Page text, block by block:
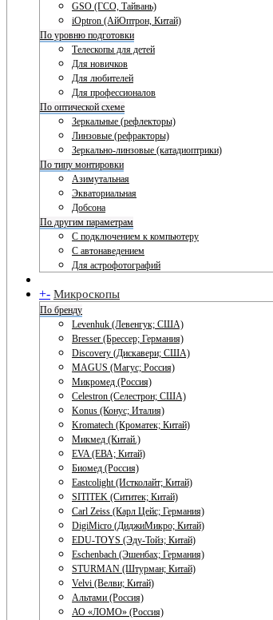
GSO (ГСО, Тайвань)
iOptron (АйОптрон, Китай)
По уровню подготовки
Телескопы для детей
Для новичков
Для любителей
Для профессионалов
По оптической схеме
Зеркальные (рефлекторы)
Линзовые (рефракторы)
Зеркально-линзовые (катадиоптрики)
По типу монтировки
Азимутальная
Экваториальная
Добсона
По другим параметрам
С подключением к компьютеру
С автонаведением
Для астрофотографий
+- Микроскопы
По бренду
Levenhuk (Левенгук; США)
Bresser (Брессер; Германия)
Discovery (Дискавери; США)
MAGUS (Магус; Россия)
Микромед (Россия)
Celestron (Селестрон; США)
Konus (Конус; Италия)
Kromatech (Кроматек; Китай)
Микмед (Китай.)
EVA (ЕВА; Китай)
Биомед (Россия)
Eastcolight (Истколайт; Китай)
SITITEK (Сититек; Китай)
Carl Zeiss (Карл Цейс; Германия)
DigiMicro (ДиджиМикро; Китай)
EDU-TOYS (Эду-Тойз; Китай)
Eschenbach (Эшенбах; Германия)
STURMAN (Штурман; Китай)
Velvi (Велви; Китай)
Альтами (Россия)
АО «ЛОМО» (Россия)